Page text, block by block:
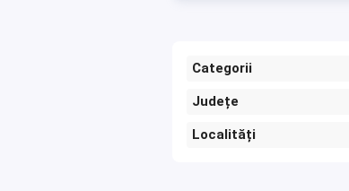
Categorii
Județe
Localități